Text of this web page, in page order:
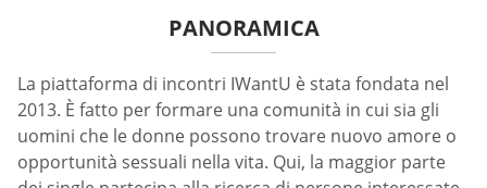
PANORAMICA
La piattaforma di incontri IWantU è stata fondata nel
2013. È fatto per formare una comunità in cui sia gli
uomini che le donne possono trovare nuovo amore o
opportunità sessuali nella vita. Qui, la maggior parte